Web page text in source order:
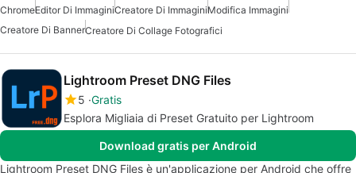
ChromeEditor Di ImmaginiCreatore Di ImmaginiModifica Immagini
Creatore Di BannerCreatore Di Collage Fotografici
Lightroom Preset DNG Files
5 Gratis
Esplora Migliaia di Preset Gratuito per Lightroom
Download gratis per Android
Lightroom Preset DNG Files è un'applicazione per Android che offre